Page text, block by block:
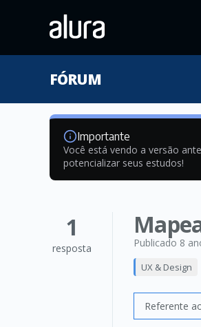
FÓRUM
Importante
Você está vendo a versão
potencializar seus estudos!
1
resposta Publicado 8
UX & Design
Referente